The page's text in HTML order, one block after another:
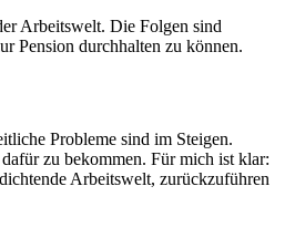
Arbeitswelt. Die Folgen sind
Pension durchhalten zu können.
Probleme sind im Steigen.
zu bekommen. Für mich ist klar:
Arbeitswelt, zurückzuführen